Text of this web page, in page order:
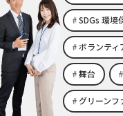
SDGs 環境
ボランティ
舞台
グリーンファ